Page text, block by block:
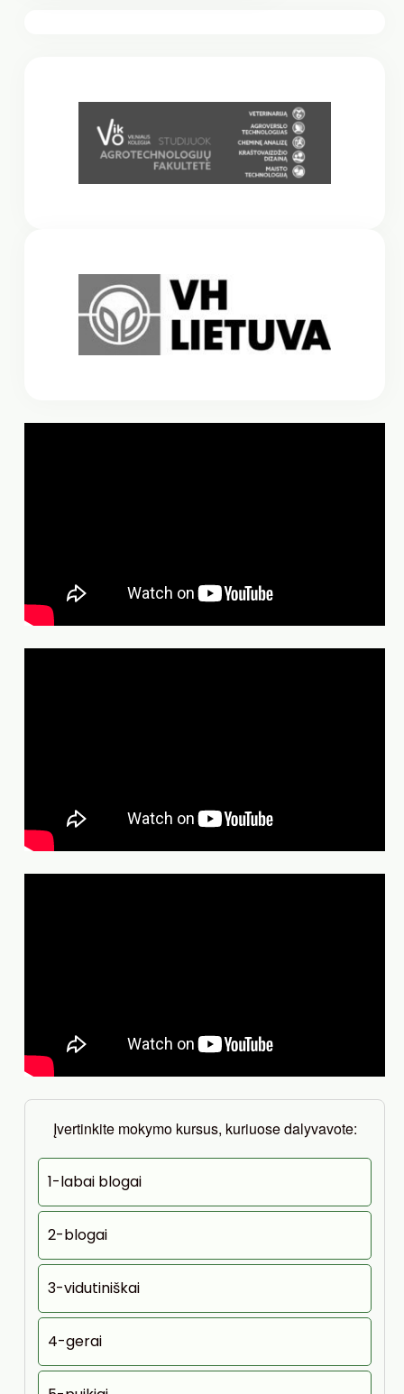
Įvertinkite mokymo kursus, kuriuose dalyvavote:
1-labai blogai
2-blogai
3-vidutiniškai
4-gerai